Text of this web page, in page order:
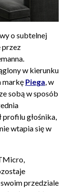
o subtelnej
przez
w kierunku
markę Piega, w
sobą w sposób
głośnika,
wtapia się w
przedziale